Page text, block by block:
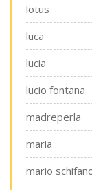
lotus
luca
lucia
lucio fontana
madreperla
maria
mario